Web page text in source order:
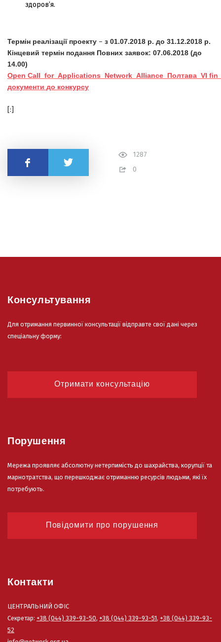
здоров’я.
Термін реалізації проекту – з 01.07.2018 р. до 31.12.2018 р.
Кінцевий термін подання Повних заявок: 07.06.2018 (до
14.00)
Open Сall_for_Applications_Network_Alliance_Полтава_VI
документи до конкурсу
[:]
1287
0
Поділитись
Консультування
Для отримання первинної консультації відправте свої дані через
спеціальну форму:
Отримати консультацію
Порушення
Мережа проявляє абсолютну нетерпимість до шахрайства, корупції та
марнотратства, що перешкоджає отриманню ресурсів людьми, які їх
потребують.
Повідомити про порушення
Контакти
ЦЕНТРАЛЬНИЙ ОФІС
Секретар: +38 (044) 339-93-50, +38 (044) 339-93-51, +38 (044) 339-93-
52